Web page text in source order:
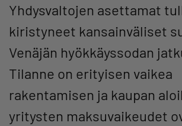
Yhdysvaltojen asettamat
kiristyneet kansainväliset
Venäjän hyökkäyssodan
Tilanne on erityisen vaikea
rakentamisen ja kaupan
yritysten maksuvaikeudet